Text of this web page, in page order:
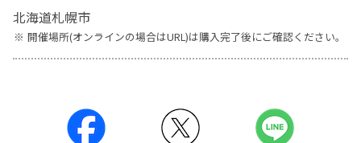
北海道札幌市
開催場所(オンラインの場合はURL)は購入完了後にご確認ください。